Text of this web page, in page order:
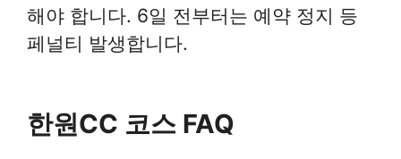
해야 합니다. 6일 전부터는 예약 정지 등
페널티 발생합니다.
한원CC 코스 FAQ